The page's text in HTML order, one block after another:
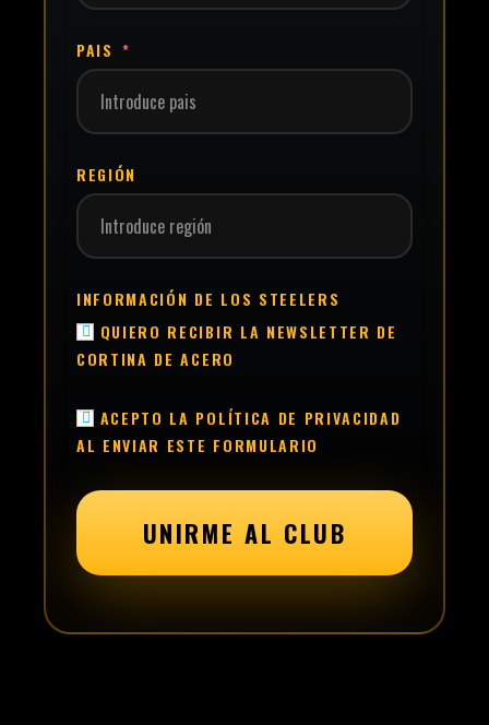
PAIS
REGIÓN
INFORMACIÓN DE LOS STEELERS
QUIERO RECIBIR LA NEWSLETTER DE
CORTINA DE ACERO
ACEPTO LA POLÍTICA DE PRIVACIDAD
AL ENVIAR ESTE FORMULARIO
UNIRME AL CLUB